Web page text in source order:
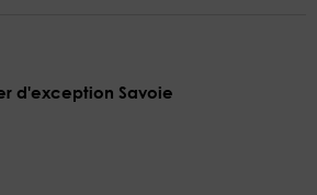
d'exception Savoie